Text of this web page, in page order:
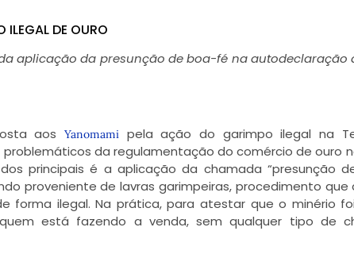
ILEGAL DE OURO
aplicação da presunção de boa-fé na autodeclaração
aosYanomami pela ação do garimpo ilegal na
da regulamentação do comércio de ouro
principais é a aplicação da chamada “presunção
proveniente de lavras garimpeiras, procedimento que
forma ilegal. Na prática, para atestar que o minério
está fazendo a venda, sem qualquer tipo de